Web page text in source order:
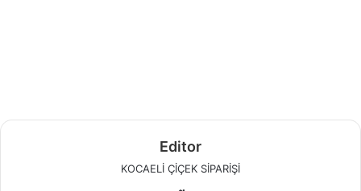
Editor
KOCAELİ ÇİÇEK SİPARİŞİ